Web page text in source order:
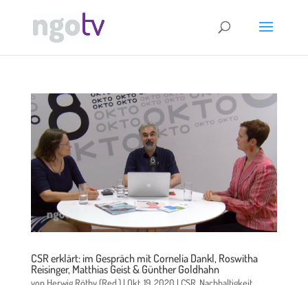
CSR erklärt: im Gespräch mit Cornelia Dankl, Roswitha
Reisinger, Matthias Geist & Günther Goldhahn
von Herwig Röthy (Red.)| Okt. 19, 2020 | CSR, Nachhaltigkeit,